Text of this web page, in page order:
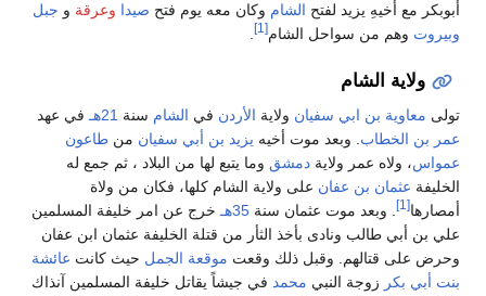
أبوبكر مع أخيهِ يزيد لفتح الشام وكان معه يوم فتح صيدا وعرقة و جبل
وبيروت وهم من سواحل الشام[1]
.
ولاية الشام
تولى معاوية بن ابي سفيان ولاية الأردن في الشام سنة 21هـ
في عهد
عمر بن الخطاب . وبعد موت أخيه يزيد بن أبي سفيان من طاعون
عمواس، ولاه عمر ولاية دمشق وما يتبع لها من البلاد ، ثم جمع له
الخليفة عثمان بن عفان على ولاية الشام كلها، فكان من ولاة
أمصارها[1] . وبعد موت عثمان سنة 35هـ
خرج عن امر خليفة المسلمين
علي بن أبي طالب ونادى بأخذ الثأر من قتلة الخليفة عثمان ابن عفان
وحرض على قتالهم. وقبل ذلك وقعت موقعة الجمل حيث كانت عائشة
بنت أبي بكر زوجة النبي محمد في جيشاً يقاتل خليفة المسلمين آنذاك